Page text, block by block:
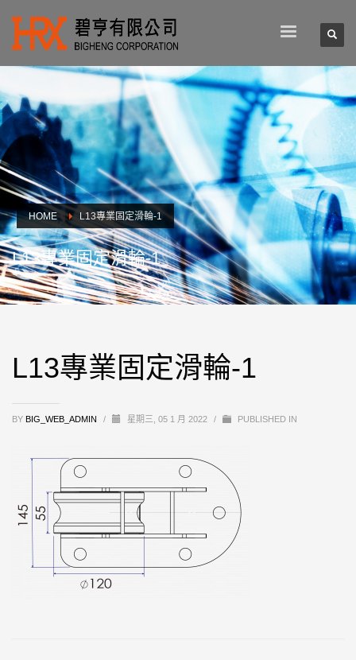
HOME L13專業固定滑輪-1
L13專業固定滑輪-1
L13專業固定滑輪-1
BY BIG_WEB_ADMIN / 星期三, 05 1 月 2022 / PUBLISHED IN